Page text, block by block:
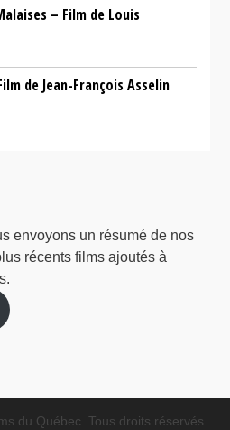
– Film de Louis
de Jean-François Asselin
envoyons un résumé de nos
récents films ajoutés à
du Québec. Tous droits réservés.